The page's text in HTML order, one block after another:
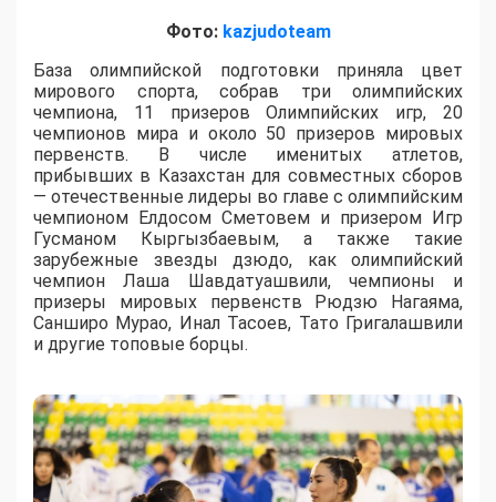
Фото: kazjudoteam
База олимпийской подготовки приняла цвет
мирового спорта, собрав три олимпийских
чемпиона, 11 призеров Олимпийских игр, 20
чемпионов мира и около 50 призеров мировых
первенств. В числе именитых атлетов,
прибывших в Казахстан для совместных сборов
— отечественные лидеры во главе с олимпийским
чемпионом Елдосом Сметовем и призером Игр
Гусманом Кыргызбаевым, а также такие
зарубежные звезды дзюдо, как олимпийский
чемпион Лаша Шавдатуашвили, чемпионы и
призеры мировых первенств Рюдзю Нагаяма,
Санширо Мурао, Инал Тасоев, Тато Григалашвили
и другие топовые борцы.